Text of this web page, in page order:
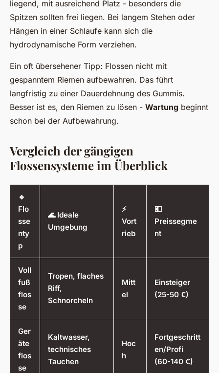
liegend, mit ausreichend Platz - besonders die
Spitzen sollten frei liegen. Bei langem Stehen oder
Hängen in einer Schlaufe kann sich die
hydrodynamische Form verziehen.
Ein oft übersehener Tipp: Flossen nicht mit
gespanntem Riemen aufbewahren. Das führt
langfristig zu einer Dauerdehnung des Gummis.
Besser ist es, den Riemen zu lösen - Wartung beginnt
schon bei der Aufbewahrung.
Vergleich der gängigen
Flossensysteme im Überblick
🔹
Flo
sse
nty
p
🌊 Ideale
Umgebung
⚡
Vort
rieb
💶
Preissegme
nt
Voll
fuß
flos
se
Tropen, flaches
Riff,
Schnorcheln
Mitt
el
Einsteiger
(25-50 €)
Ger
äte
flos
se
Kaltwasser,
technisches
Tauchen
Hoc
h
Fortgeschritt
en/Profi
(60-140 €)